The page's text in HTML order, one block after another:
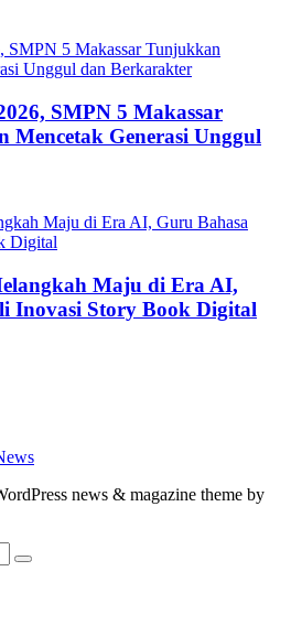
SMPN 5 Makassar
Generasi Unggul
Maju di Era AI,
Inovasi Story Book Digital
news & magazine theme by